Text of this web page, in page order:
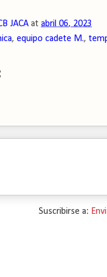
JACA at abril 06, 2023
, equipo cadete M.,
Suscribirse a: